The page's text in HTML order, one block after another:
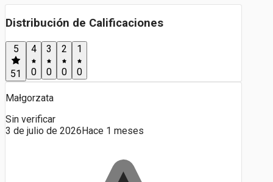
Distribución de Calificaciones
5
51
4
0
3
0
2
0
1
0
Małgorzata
Sin verificar
3 de julio de 2026Hace 1 meses